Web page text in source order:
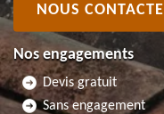
NOUS
Nos engagements
Devis gratuit
Sans engagement